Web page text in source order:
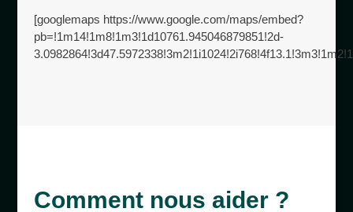
[googlemaps https://www.google.com/maps/embed?
pb=!1m14!1m8!1m3!1d10761.945046879851!2d-
Comment nous aider ?